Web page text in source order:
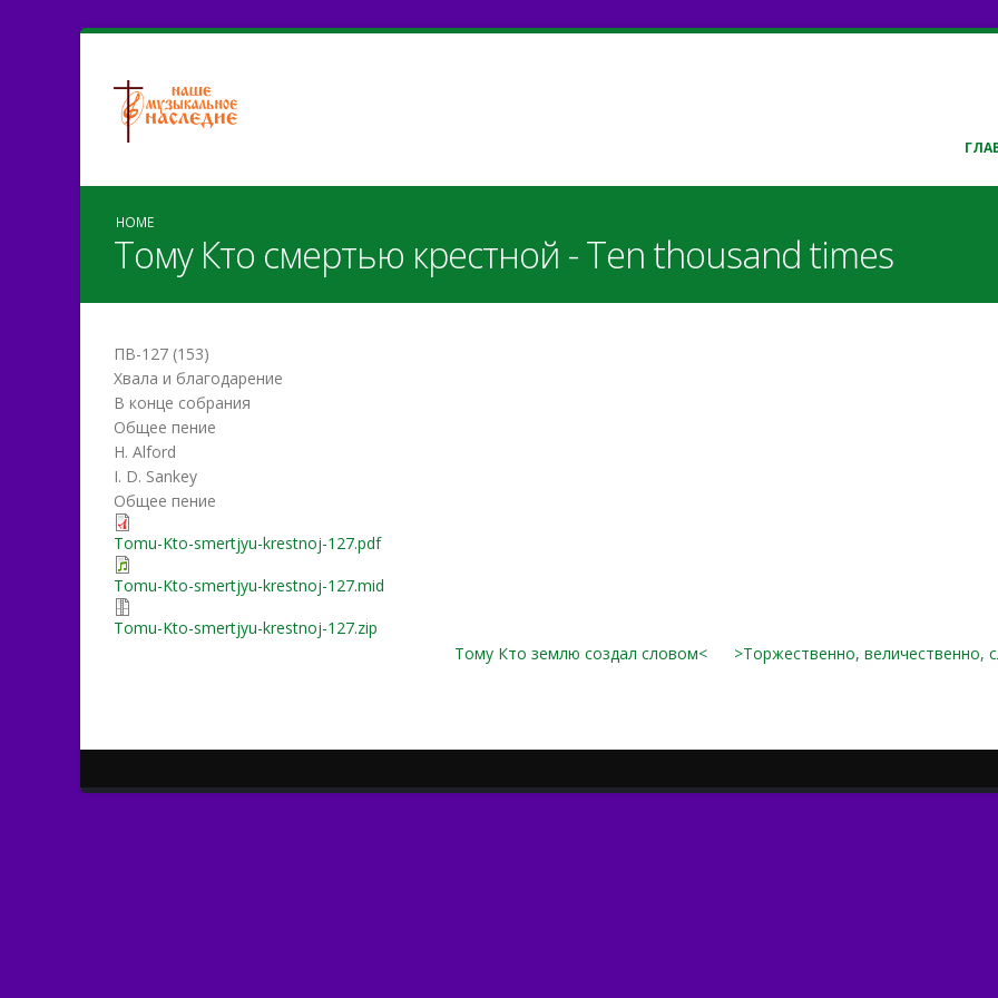
HOME
Тому Кто смертью крестной - Ten thousand times
ПВ-127 (153)
Хвала и благодарение
В конце собрания
Общее пение
H. Alford
I. D. Sankey
Общее пение
Tomu-Kto-smertjyu-krestnoj-127.pdf
Tomu-Kto-smertjyu-krestnoj-127.mid
Tomu-Kto-smertjyu-krestnoj-127.zip
Тому Кто землю создал словом<
>Торжественно, величественно,